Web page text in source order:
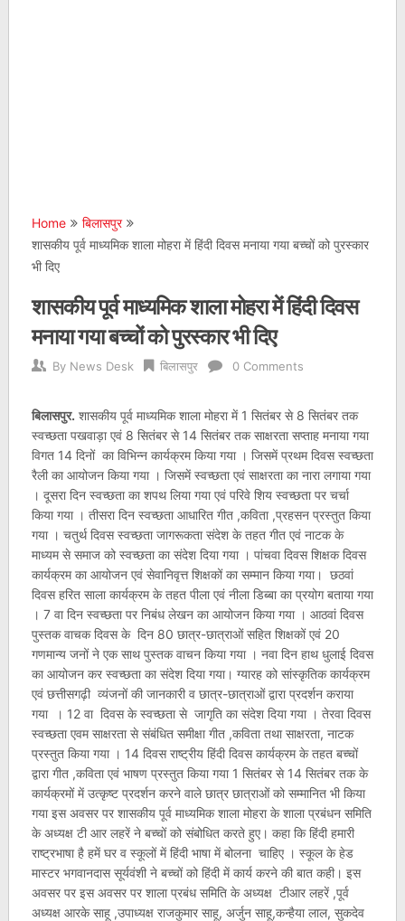
Home
बिलासपुर
शासकीय पूर्व माध्यमिक शाला मोहरा में हिंदी दिवस मनाया गया बच्चों को पुरस्कार
भी दिए
शासकीय पूर्व माध्यमिक शाला मोहरा में हिंदी दिवस
मनाया गया बच्चों को पुरस्कार भी दिए
By News Desk बिलासपुर 0 Comments
बिलासपुर. शासकीय पूर्व माध्यमिक शाला मोहरा में 1 सितंबर से 8 सितंबर तक
स्वच्छता पखवाड़ा एवं 8 सितंबर से 14 सितंबर तक साक्षरता सप्ताह मनाया गया
विगत 14 दिनों का विभिन्न कार्यक्रम किया गया । जिसमें प्रथम दिवस स्वच्छता
रैली का आयोजन किया गया । जिसमें स्वच्छता एवं साक्षरता का नारा लगाया गया
। दूसरा दिन स्वच्छता का शपथ लिया गया एवं परिवे शिय स्वच्छता पर चर्चा
किया गया । तीसरा दिन स्वच्छता आधारित गीत ,कविता ,प्रहसन प्रस्तुत किया
गया । चतुर्थ दिवस स्वच्छता जागरूकता संदेश के तहत गीत एवं नाटक के
माध्यम से समाज को स्वच्छता का संदेश दिया गया । पांचवा दिवस शिक्षक दिवस
कार्यक्रम का आयोजन एवं सेवानिवृत्त शिक्षकों का सम्मान किया गया। छठवां
दिवस हरित साला कार्यक्रम के तहत पीला एवं नीला डिब्बा का प्रयोग बताया गया
। 7 वा दिन स्वच्छता पर निबंध लेखन का आयोजन किया गया । आठवां दिवस
पुस्तक वाचक दिवस के दिन 80 छात्र-छात्राओं सहित शिक्षकों एवं 20
गणमान्य जनों ने एक साथ पुस्तक वाचन किया गया । नवा दिन हाथ धुलाई दिवस
का आयोजन कर स्वच्छता का संदेश दिया गया। ग्यारह को सांस्कृतिक कार्यक्रम
एवं छत्तीसगढ़ी व्यंजनों की जानकारी व छात्र-छात्राओं द्वारा प्रदर्शन कराया
गया । 12 वा दिवस के स्वच्छता से जागृति का संदेश दिया गया । तेरवा दिवस
स्वच्छता एवम साक्षरता से संबंधित समीक्षा गीत ,कविता तथा साक्षरता, नाटक
प्रस्तुत किया गया । 14 दिवस राष्ट्रीय हिंदी दिवस कार्यक्रम के तहत बच्चों
द्वारा गीत ,कविता एवं भाषण प्रस्तुत किया गया 1 सितंबर से 14 सितंबर तक के
कार्यक्रमों में उत्कृष्ट प्रदर्शन करने वाले छात्र छात्राओं को सम्मानित भी किया
गया इस अवसर पर शासकीय पूर्व माध्यमिक शाला मोहरा के शाला प्रबंधन समिति
के अध्यक्ष टी आर लहरें ने बच्चों को संबोधित करते हुए। कहा कि हिंदी हमारी
राष्ट्रभाषा है हमें घर व स्कूलों में हिंदी भाषा में बोलना चाहिए । स्कूल के हेड
मास्टर भगवानदास सूर्यवंशी ने बच्चों को हिंदी में कार्य करने की बात कही। इस
अवसर पर इस अवसर पर शाला प्रबंध समिति के अध्यक्ष टीआर लहरें ,पूर्व
अध्यक्ष आरके साहू ,उपाध्यक्ष राजकुमार साहू, अर्जुन साहू,कन्हैया लाल, सुकदेव